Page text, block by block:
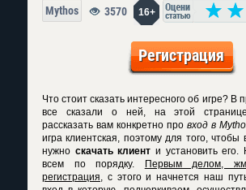
Mythos 16+
3570
Регистрация
Что стоит сказать интересного об игре? В
все сказали о ней, на этой
рассказать вам конкретно про вход в
игра клиентская, поэтому для того,
нужно скачать клиент и установить
всем по порядку.
Первым делом,
регистрация, с этого и начнется наш